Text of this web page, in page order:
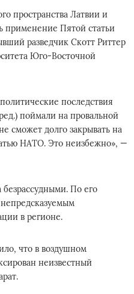
пространства Латвии и
применение Пятой статьи
разведчик Скотт Риттер
Юго-Восточной
последствия
поймали на провальной
сможет долго закрывать на
НАТО. Это неизбежно», —
безрассудными. По его
в регионе.
что в воздушном
неизвестный